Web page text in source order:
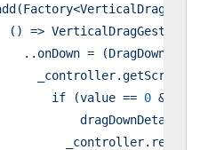
()
=>
..onDown =
if
(value == 0 &&